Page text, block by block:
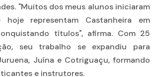
"Muitos dos meus alunos iniciaram
representam Castanheira em
títulos", afirma. Com 25
seu trabalho se expandiu para
Juína e Cotriguaçu, formando
e instrutores.